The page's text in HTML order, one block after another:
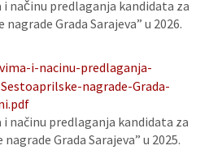
načinu predlaganja kandidata za
Grada Sarajeva” u 2026.
i-nacinu-predlaganja-
nagrade-Grada-
načinu predlaganja kandidata za
Grada Sarajeva” u 2025.